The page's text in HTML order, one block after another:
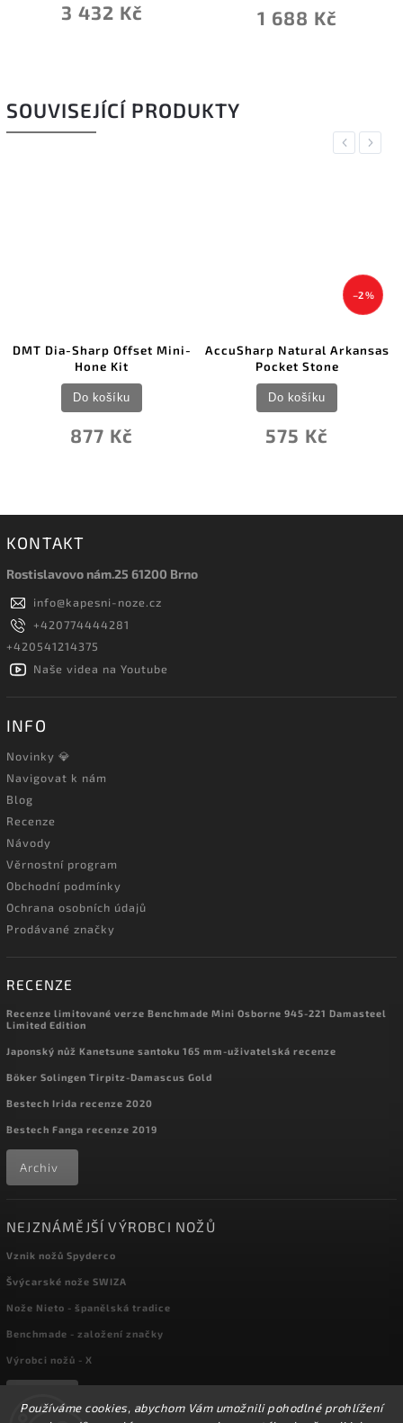
Používáme cookies, abychom Vám umožnili pohodlné prohlížení
3 432 Kč 1 688 Kč
SOUVISEJÍCÍ PRODUKTY
Previous
DMT Dia-Sharp Offset Mini-
Hone Kit
877 Kč
Do košíku
–2 %
AccuSharp Natural Arkansas
Pocket Stone
575 Kč
Do košíku
Next
KONTAKT
Rostislavovo nám.25 61200 Brno
info@kapesni-noze.cz
+420774444281
+420541214375
Naše videa na Youtube
INFO
Novinky 💎
Navigovat k nám
Blog
Recenze
Návody
Věrnostní program
Obchodní podmínky
Ochrana osobních údajů
Prodávané značky
RECENZE
Recenze limitované verze Benchmade Mini Osborne 945-221 Damasteel
Limited Edition
Japonský nůž Kanetsune santoku 165 mm-uživatelská recenze
Böker Solingen Tirpitz-Damascus Gold
Bestech Irida recenze 2020
Bestech Fanga recenze 2019
Archiv
NEJZNÁMĚJŠÍ VÝROBCI NOŽŮ
Vznik nožů Spyderco
Švýcarské nože SWIZA
Nože Nieto - španělská tradice
Benchmade - založení značky
Výrobci nožů - X